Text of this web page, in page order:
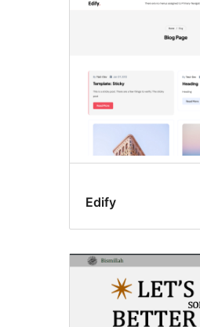
Edify